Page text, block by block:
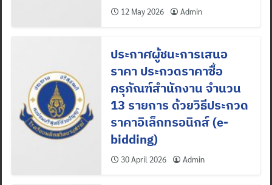
12 May 2026 Admin
ประกาศผู้ชนะการเสนอ
ราคา ประกวดราคาซื้อ
ครุภัณฑ์สำนักงาน จำนวน
13 รายการ ด้วยวิธีประกวด
ราคาอิเล็กทรอนิกส์ (e-
bidding)
30 April 2026 Admin